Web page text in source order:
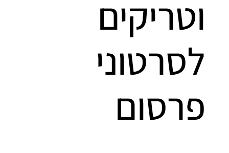
וטריקים
לסרטוני
פרסום